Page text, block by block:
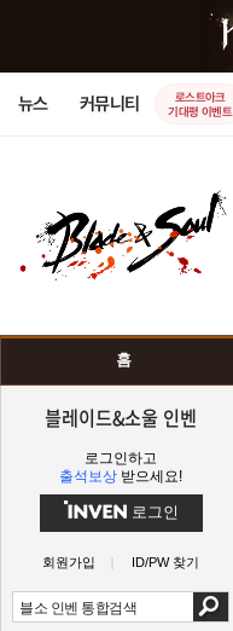
뉴스 커뮤니티
로스트아크
기대평 이벤트
홈
블레이드&소울 인벤
로그인하고
출석보상 받으세요!
로그인
회원가입 ID/PW 찾기